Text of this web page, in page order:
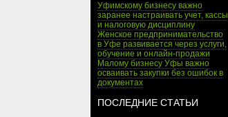
Уфимскому бизнесу важно
заранее настраивать учет, кассы
и налоговую дисциплину
Женское предпринимательство
в Уфе развивается через услуги,
обучение и онлайн-продажи
Малому бизнесу Уфы важно
осваивать закупки без ошибок в
документах
ПОСЛЕДНИЕ СТАТЬИ